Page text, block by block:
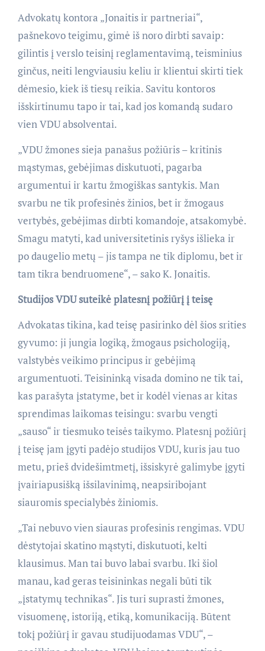
Advokatų kontora „Jonaitis ir partneriai“,
pašnekovo teigimu, gimė iš noro dirbti savaip:
gilintis į verslo teisinį reglamentavimą, teisminius
ginčus, neiti lengviausiu keliu ir klientui skirti tiek
dėmesio, kiek iš tiesų reikia. Savitu kontoros
išskirtinumu tapo ir tai, kad jos komandą sudaro
vien VDU absolventai.
„VDU žmones sieja panašus požiūris – kritinis
mąstymas, gebėjimas diskutuoti, pagarba
argumentui ir kartu žmogiškas santykis. Man
svarbu ne tik profesinės žinios, bet ir žmogaus
vertybės, gebėjimas dirbti komandoje, atsakomybė.
Smagu matyti, kad universitetinis ryšys išlieka ir
po daugelio metų – jis tampa ne tik diplomu, bet ir
tam tikra bendruomene“, – sako K. Jonaitis.
Studijos VDU suteikė platesnį požiūrį į teisę
Advokatas tikina, kad teisę pasirinko dėl šios srities
gyvumo: ji jungia logiką, žmogaus psichologiją,
valstybės veikimo principus ir gebėjimą
argumentuoti. Teisininką visada domino ne tik tai,
kas parašyta įstatyme, bet ir kodėl vienas ar kitas
sprendimas laikomas teisingu: svarbu vengti
„sauso“ ir tiesmuko teisės taikymo. Platesnį požiūrį
į teisę jam įgyti padėjo studijos VDU, kuris jau tuo
metu, prieš dvidešimtmetį, išsiskyrė galimybe įgyti
įvairiapusišką išsilavinimą, neapsiribojant
siauromis specialybės žiniomis.
„Tai nebuvo vien siauras profesinis rengimas. VDU
dėstytojai skatino mąstyti, diskutuoti, kelti
klausimus. Man tai buvo labai svarbu. Iki šiol
manau, kad geras teisininkas negali būti tik
„įstatymų technikas“. Jis turi suprasti žmones,
visuomenę, istoriją, etiką, komunikaciją. Būtent
tokį požiūrį ir gavau studijuodamas VDU“, –